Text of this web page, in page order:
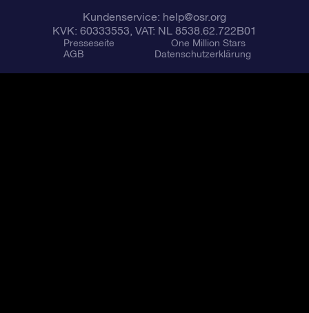
Kundenservice: help@osr.org
KVK: 60333553, VAT: NL 8538.62.722B01
Presseseite
One Million Stars
AGB
Datenschutzerklärung